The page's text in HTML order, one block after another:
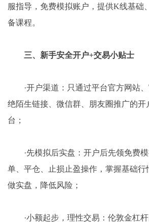
服指导，免费模拟账户，提供K线基础
备课程。
三、新手安全开户+交易小贴士
·开户渠道：只通过平台官方网站
绝陌生链接、微信群、朋友圈推广的开
台；
·先模拟后实盘：开户后先领免费
单、平仓、止损止盈操作，掌握基础行
做实盘，降低风险；
·小额起步，理性交易：伦敦金杠